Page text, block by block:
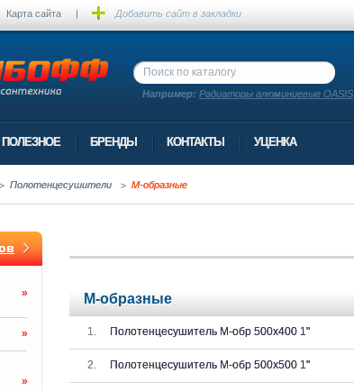
Карта сайта | Добавить сайт в закладки
Например: Радиаторы алюминиевые OASIS
ПОЛЕЗНОЕ БРЕНДЫ КОНТАКТЫ УЦЕНКА
Полотенцесушители М-образные
»
»
»
М-образные
Полотенцесушитель М-обр 500х400 1"
Полотенцесушитель М-обр 500х500 1"